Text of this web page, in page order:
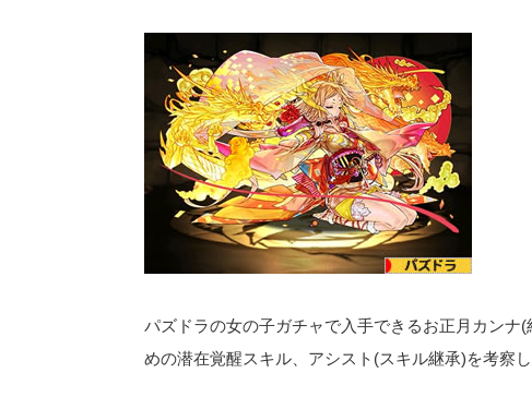
パズドラの女の子ガチャで入手できるお正月カン
めの潜在覚醒スキル、アシスト(スキル継承)を考察し